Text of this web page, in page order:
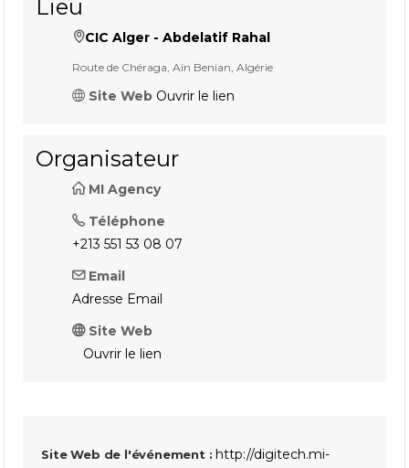
Lieu
CIC Alger - Abdelatif Rahal
Route de Chéraga, Aïn Benian, Algérie
Site Web Ouvrir le lien
Organisateur
MI Agency
Téléphone
+213 551 53 08 07
Email
Adresse Email
Site Web
Ouvrir le lien
Site Web de l'événement : http://digitech.mi-